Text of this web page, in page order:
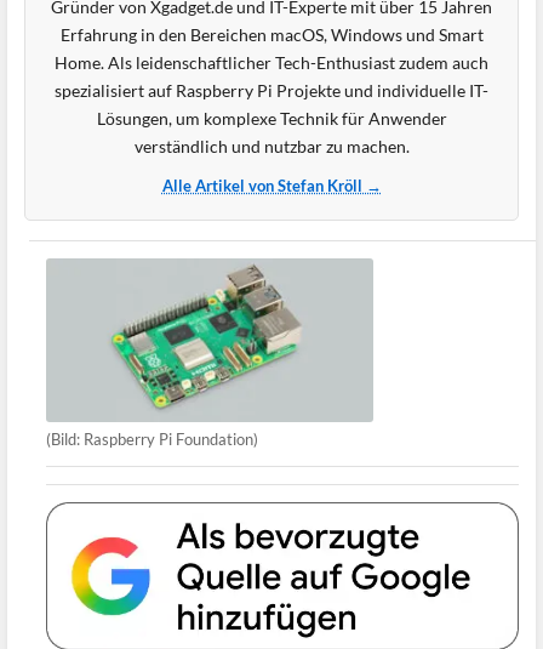
Gründer von Xgadget.de und IT-Experte mit über 15 Jahren
Erfahrung in den Bereichen macOS, Windows und Smart
Home. Als leidenschaftlicher Tech-Enthusiast zudem auch
spezialisiert auf Raspberry Pi Projekte und individuelle IT-
Lösungen, um komplexe Technik für Anwender
verständlich und nutzbar zu machen.
Alle Artikel von Stefan Kröll →
(Bild: Raspberry Pi Foundation)